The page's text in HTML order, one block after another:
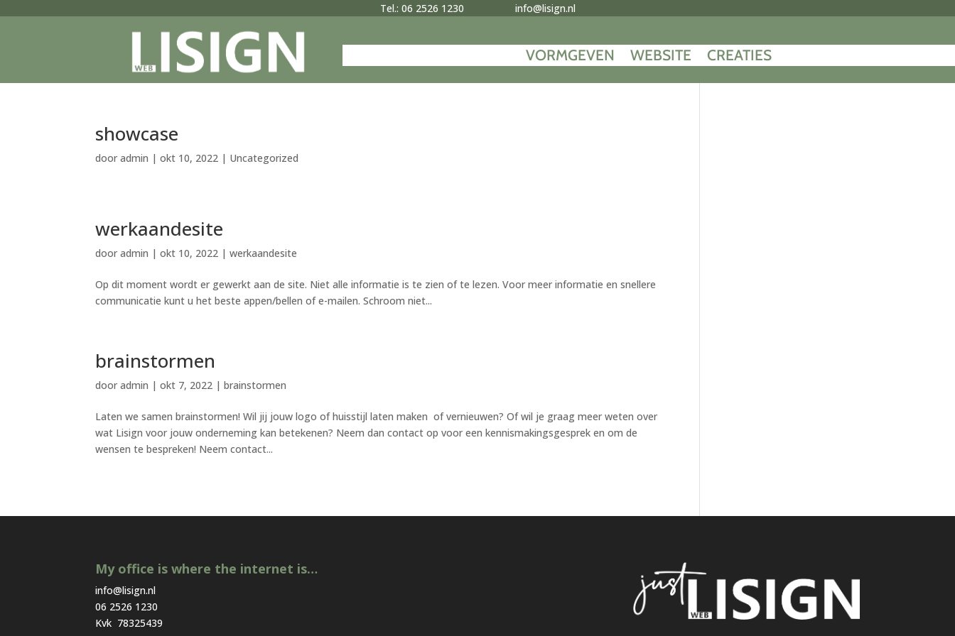
Tel.: 06 2526 1230 info@lisign.nl
VORMGEVEN WEBSITE CREATIES
showcase
dooradmin |okt 10, 2022 | Uncategorized
werkaandesite
dooradmin |okt 10, 2022 |werkaandesite
Op dit moment wordt er gewerkt aan de site. Niet alle informatie is te zien of te lezen. Voor meer informatie en snellere
communicatie kunt u het beste appen/bellen of e-mailen. Schroom niet...
brainstormen
dooradmin |okt 7, 2022 |brainstormen
Laten we samen brainstormen! Wil jij jouw logo of huisstijl laten maken of vernieuwen? Of wil je graag meer weten over
wat Lisign voor jouw onderneming kan betekenen? Neem dan contact op voor een kennismakingsgesprek en om de
wensen te bespreken! Neem contact...
My office is where the internet is…
info@lisign.nl
06 2526 1230
Kvk 78325439